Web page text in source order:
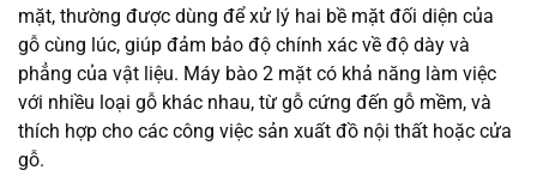
mặt, thường được dùng để xử lý hai bề mặt đối diện của
gỗ cùng lúc, giúp đảm bảo độ chính xác về độ dày và
phẳng của vật liệu. Máy bào 2 mặt có khả năng làm việc
với nhiều loại gỗ khác nhau, từ gỗ cứng đến gỗ mềm, và
thích hợp cho các công việc sản xuất đồ nội thất hoặc cửa
gỗ.